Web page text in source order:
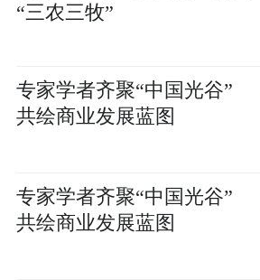
“三农三牧”
专家学者齐聚“中国光谷”
共绘商业发展蓝图
专家学者齐聚“中国光谷”
共绘商业发展蓝图